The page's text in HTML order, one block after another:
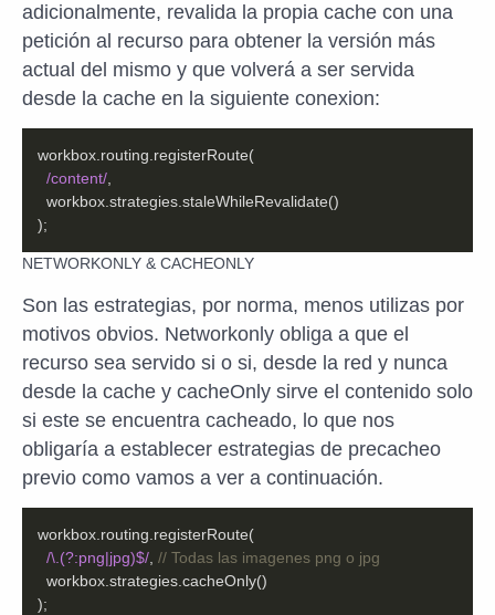
adicionalmente, revalida la propia cache con una
petición al recurso para obtener la versión más
actual del mismo y que volverá a ser servida
desde la cache en la siguiente conexion:
/content/
);
NETWORKONLY & CACHEONLY
Son las estrategias, por norma, menos utilizas por
motivos obvios. Networkonly obliga a que el
recurso sea servido si o si, desde la red y nunca
desde la cache y cacheOnly sirve el contenido solo
si este se encuentra cacheado, lo que nos
obligaría a establecer estrategias de precacheo
previo como vamos a ver a continuación.
/\.(?:png|jpg)$/ // Todas las imagenes png o jpg
);